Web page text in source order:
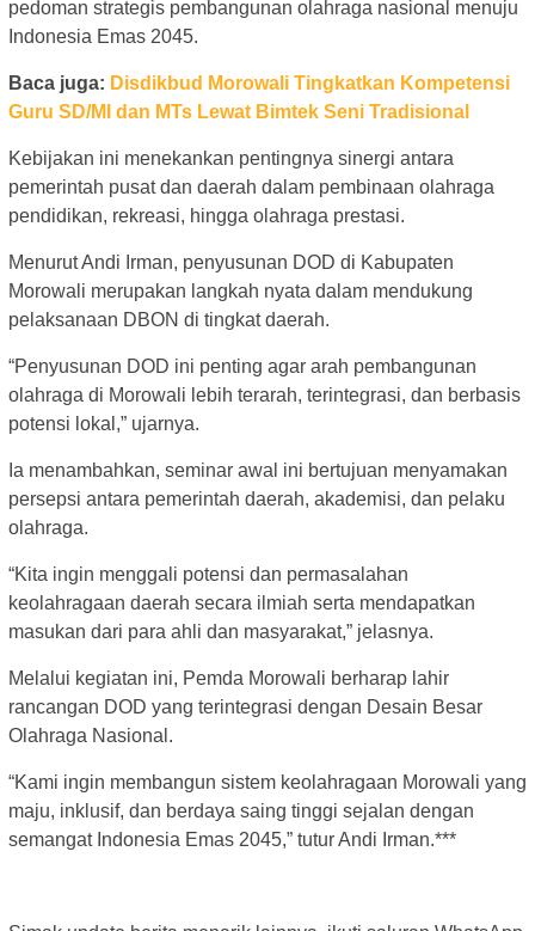
pedoman strategis pembangunan olahraga nasional menuju
Indonesia Emas 2045.
Baca juga: Disdikbud Morowali Tingkatkan Kompetensi
Guru SD/MI dan MTs Lewat Bimtek Seni Tradisional
Kebijakan ini menekankan pentingnya sinergi antara
pemerintah pusat dan daerah dalam pembinaan olahraga
pendidikan, rekreasi, hingga olahraga prestasi.
Menurut Andi Irman, penyusunan DOD di Kabupaten
Morowali merupakan langkah nyata dalam mendukung
pelaksanaan DBON di tingkat daerah.
“Penyusunan DOD ini penting agar arah pembangunan
olahraga di Morowali lebih terarah, terintegrasi, dan berbasis
potensi lokal,” ujarnya.
Ia menambahkan, seminar awal ini bertujuan menyamakan
persepsi antara pemerintah daerah, akademisi, dan pelaku
olahraga.
“Kita ingin menggali potensi dan permasalahan
keolahragaan daerah secara ilmiah serta mendapatkan
masukan dari para ahli dan masyarakat,” jelasnya.
Melalui kegiatan ini, Pemda Morowali berharap lahir
rancangan DOD yang terintegrasi dengan Desain Besar
Olahraga Nasional.
“Kami ingin membangun sistem keolahragaan Morowali yang
maju, inklusif, dan berdaya saing tinggi sejalan dengan
semangat Indonesia Emas 2045,” tutur Andi Irman.***